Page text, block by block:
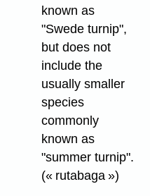
known as
"Swede turnip",
but does not
include the
usually smaller
species
commonly
known as
"summer turnip".
(« rutabaga »)